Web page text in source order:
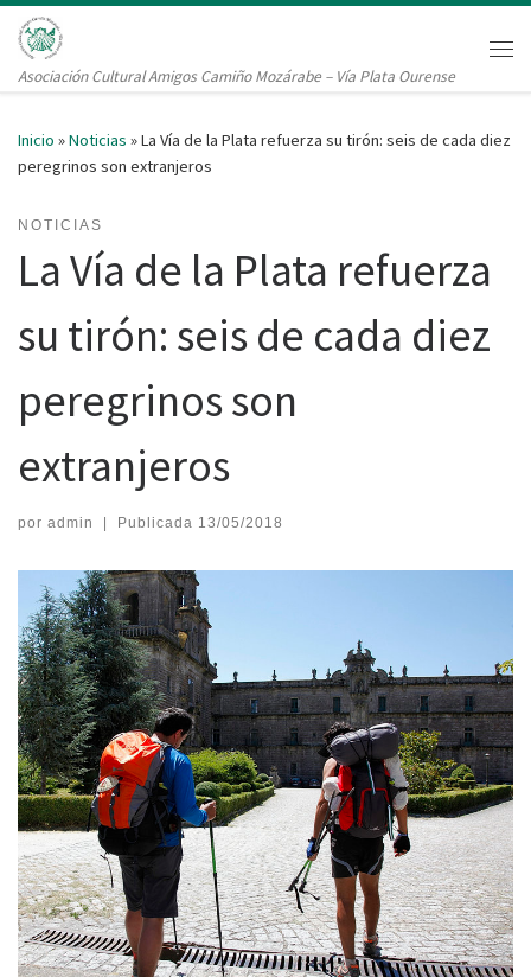
Saltar al contenido
Asociación Cultural Amigos Camiño Mozárabe – Vía Plata Ourense
Inicio »Noticias »La Vía de la Plata refuerza su tirón: seis de cada diez
peregrinos son extranjeros
NOTICIAS
La Vía de la Plata refuerza
su tirón: seis de cada diez
peregrinos son
extranjeros
por admin | Publicada 13/05/2018